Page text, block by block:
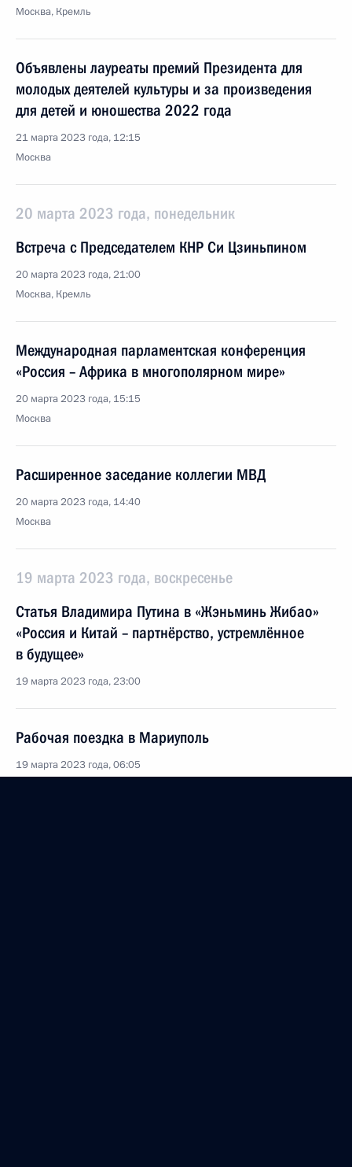
Москва, Кремль
Объявлены лауреаты премий Президента для
молодых деятелей культуры и за произведения
для детей и юношества 2022 года
21 марта 2023 года, 12:15
Москва
20 марта 2023 года, понедельник
Встреча с Председателем КНР Си Цзиньпином
20 марта 2023 года, 21:00
Москва, Кремль
Международная парламентская конференция
«Россия – Африка в многополярном мире»
20 марта 2023 года, 15:15
Москва
Расширенное заседание коллегии МВД
20 марта 2023 года, 14:40
Москва
19 марта 2023 года, воскресенье
Статья Владимира Путина в «Жэньминь Жибао»
«Россия и Китай – партнёрство, устремлённое
в будущее»
19 марта 2023 года, 23:00
Рабочая поездка в Мариуполь
19 марта 2023 года, 06:05